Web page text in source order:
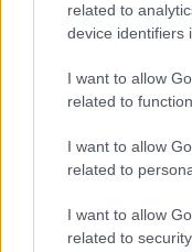
related to
device identifiers
I want to allow
related to
I want to allow
related to
I want to allow
related to
Meld